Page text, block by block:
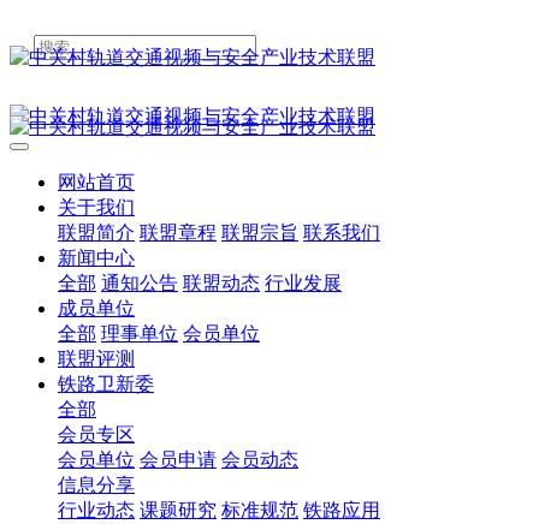
网站首页
关于我们
联盟简介 联盟章程 联盟宗旨 联系我们
新闻中心
全部 通知公告 联盟动态 行业发展
成员单位
全部 理事单位 会员单位
联盟评测
铁路卫新委
全部
会员专区
会员单位 会员申请 会员动态
信息分享
行业动态 课题研究 标准规范 铁路应用